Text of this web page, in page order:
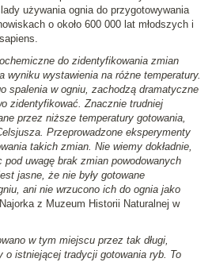
używania ognia do przygotowywania
o około 600 000 lat młodszych i
do zidentyfikowania zmian
wyniku wystawienia na różne temperatury.
spalenia w ogniu, zachodzą dramatyczne
zidentyfikować. Znacznie trudniej
przez niższe temperatury gotowania,
Przeprowadzone eksperymenty
takich zmian. Nie wiemy dokładnie,
uwagę brak zmian powodowanych
jasne, że nie były gotowane
ani nie wrzucono ich do ognia jako
z Muzeum Historii Naturalnej w
w tym miejscu przez tak długi,
o istniejącej tradycji gotowania ryb. To